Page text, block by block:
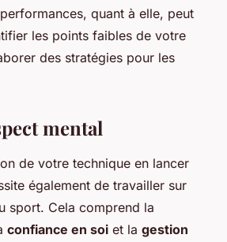
quant à elle, peut
les points faibles de votre
des stratégies pour les
mental
de votre technique en lancer
également de travailler sur
sport. Cela comprend la
confiance en soi et la gestion